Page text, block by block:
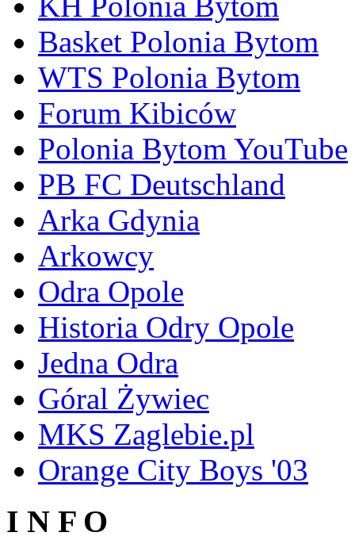
Basket Polonia Bytom
WTS Polonia Bytom
Forum Kibiców
Polonia Bytom YouTube
PB FC Deutschland
Arka Gdynia
Arkowcy
Odra Opole
Historia Odry Opole
Jedna Odra
Góral Żywiec
MKS Zaglebie.pl
Orange City Boys '03
I N F O